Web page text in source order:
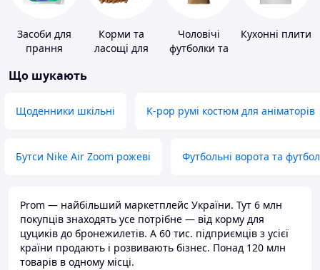
Засоби для
прання
Корми та
ласощі для
Чоловічі
футболки та
Кухонні плити
Що шукають
Щоденники шкільні K-pop румі костюм для аніматорів
Бутси Nike Air Zoom рожеві Футбольні ворота та
Prom — найбільший маркетплейс України. Тут 6 млн
покупців знаходять усе потрібне — від корму для
цуциків до бронежилетів. А 60 тис. підприємців з усієї
країни продають і розвивають бізнес. Понад 120 млн
товарів в одному місці.